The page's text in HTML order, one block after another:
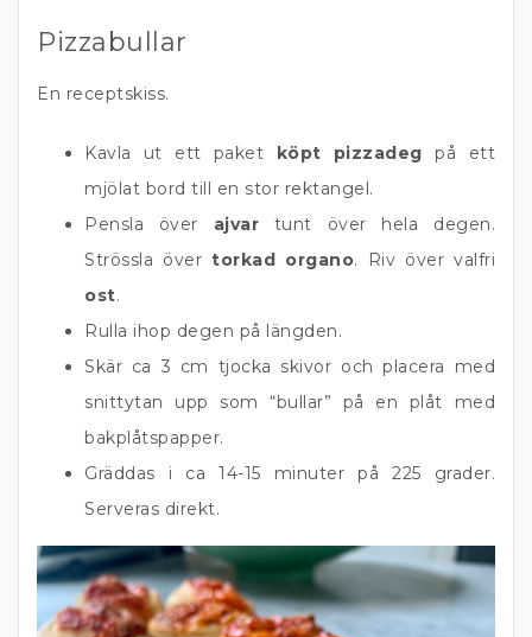
Pizzabullar
En receptskiss.
Kavla ut ett paket köpt pizzadeg på ett
mjölat bord till en stor rektangel.
Pensla över ajvar tunt över hela degen.
Strössla över torkad organo. Riv över valfri
ost.
Rulla ihop degen på längden.
Skär ca 3 cm tjocka skivor och placera med
snittytan upp som “bullar” på en plåt med
bakplåtspapper.
Gräddas i ca 14-15 minuter på 225 grader.
Serveras direkt.